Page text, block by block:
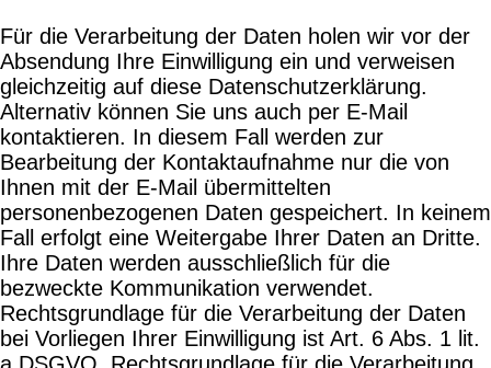
Für die Verarbeitung der Daten holen wir vor der
Absendung Ihre Einwilligung ein und verweisen
gleichzeitig auf diese Datenschutzerklärung.
Alternativ können Sie uns auch per E-Mail
kontaktieren. In diesem Fall werden zur
Bearbeitung der Kontaktaufnahme nur die von
Ihnen mit der E-Mail übermittelten
personenbezogenen Daten gespeichert. In keinem
Fall erfolgt eine Weitergabe Ihrer Daten an Dritte.
Ihre Daten werden ausschließlich für die
bezweckte Kommunikation verwendet.
Rechtsgrundlage für die Verarbeitung der Daten
bei Vorliegen Ihrer Einwilligung ist Art. 6 Abs. 1 lit.